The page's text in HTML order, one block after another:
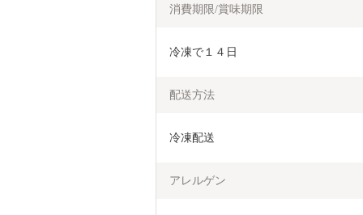
消費期限/賞味期限
冷凍で１４日
配送方法
冷凍配送
アレルゲン